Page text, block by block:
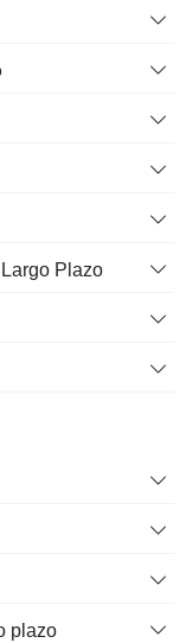
Plazo
plazo